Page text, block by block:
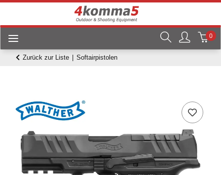
0
Zurück zur Liste Softairpistolen